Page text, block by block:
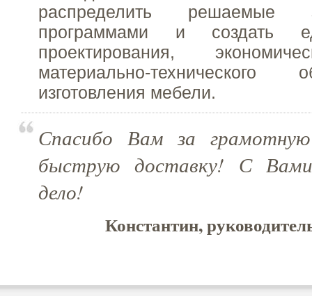
распределить решаемые
программами и создать
проектирования,
материально-
изготовления мебели.
Спасибо Вам за
быструю доставку! С
дело!
Константин,